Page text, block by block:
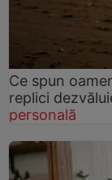
Ce spun
replici
personală